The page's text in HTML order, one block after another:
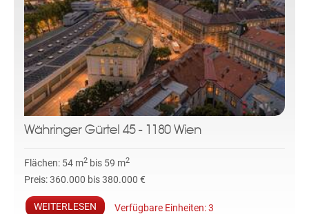
Währinger Gürtel 45 - 1180 Wien
Flächen: 54 m2 bis 59 m2
Preis:360.000 bis 380.000 €
WEITERLESEN Verfügbare Einheiten:3